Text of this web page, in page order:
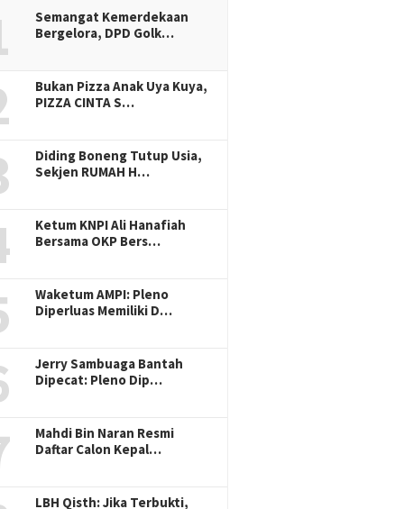
Semangat Kemerdekaan
Bergelora, DPD Golk…
Bukan Pizza Anak Uya Kuya,
PIZZA CINTA S…
Diding Boneng Tutup Usia,
Sekjen RUMAH H…
Ketum KNPI Ali Hanafiah
Bersama OKP Bers…
Waketum AMPI: Pleno
Diperluas Memiliki D…
Jerry Sambuaga Bantah
Dipecat: Pleno Dip…
Mahdi Bin Naran Resmi
Daftar Calon Kepal…
LBH Qisth: Jika Terbukti,